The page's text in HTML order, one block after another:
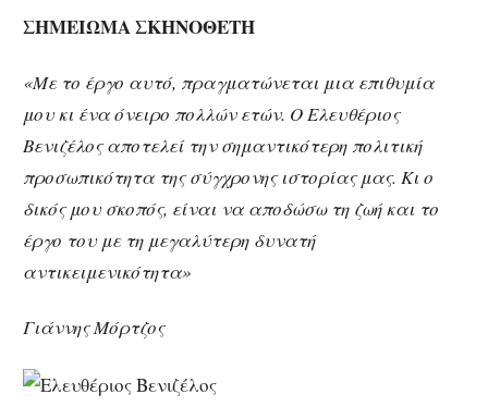
ΣΗΜΕΙΩΜΑ ΣΚΗΝΟΘΕΤΗ
«Με το έργο αυτό, πραγματώνεται μια επιθυμία
μου κι ένα όνειρο πολλών ετών. Ο Ελευθέριος
Βενιζέλος αποτελεί την σημαντικότερη πολιτική
προσωπικότητα της σύγχρονης ιστορίας μας. Κι ο
δικός μου σκοπός, είναι να αποδώσω τη ζωή και το
έργο του με τη μεγαλύτερη δυνατή
αντικειμενικότητα»
Γιάννης Μόρτζος